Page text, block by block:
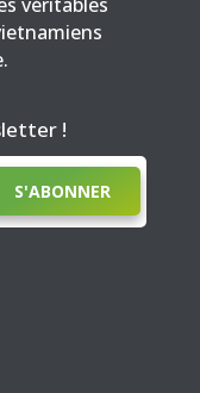
!
S'ABONNER